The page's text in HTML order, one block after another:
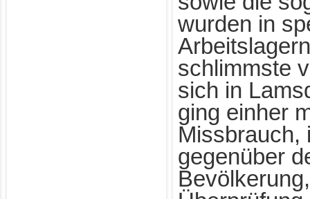
wurden in
schlimmste
sich in
ging einher
Missbrauch,
gegenüber